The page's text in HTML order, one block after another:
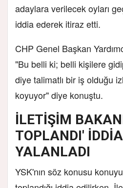
adaylara verilecek oyları
iddia ederek itiraz etti.
CHP Genel Başkan
"Bu belli ki; belli kişilere
diye talimatlı bir iş olduğu
koyuyor" diye konuştu.
İLETİŞİM
TOPLANDI'
YALANLADI
YSK'nın söz konusu